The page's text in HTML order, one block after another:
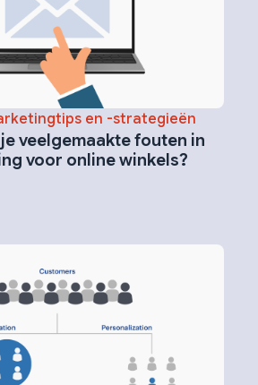
en -strategieën
veelgemaakte fouten in
voor online winkels?